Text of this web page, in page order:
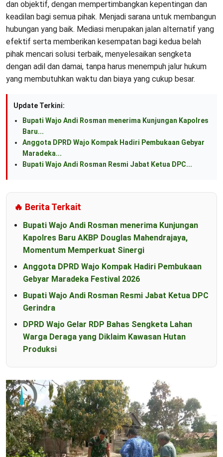
dan objektif, dengan mempertimbangkan kepentingan dan
keadilan bagi semua pihak. Menjadi sarana untuk membangun
hubungan yang baik. Mediasi merupakan jalan alternatif yang
efektif serta memberikan kesempatan bagi kedua belah
pihak mencari solusi terbaik, menyelesaikan sengketa
dengan adil dan damai, tanpa harus menempuh jalur hukum
yang membutuhkan waktu dan biaya yang cukup besar.
Update Terkini:
Bupati Wajo Andi Rosman menerima Kunjungan Kapolres
Baru...
Anggota DPRD Wajo Kompak Hadiri Pembukaan Gebyar
Maradeka...
Bupati Wajo Andi Rosman Resmi Jabat Ketua DPC...
🔥 Berita Terkait
Bupati Wajo Andi Rosman menerima Kunjungan
Kapolres Baru AKBP Douglas Mahendrajaya,
Momentum Memperkuat Sinergi
Anggota DPRD Wajo Kompak Hadiri Pembukaan
Gebyar Maradeka Festival 2026
Bupati Wajo Andi Rosman Resmi Jabat Ketua DPC
Gerindra
DPRD Wajo Gelar RDP Bahas Sengketa Lahan
Warga Deraga yang Diklaim Kawasan Hutan
Produksi